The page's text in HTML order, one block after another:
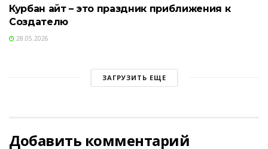
Курбан айт – это праздник приближения к
Создателю
28.05.2026
ЗАГРУЗИТЬ ЕЩЕ
Добавить комментарий